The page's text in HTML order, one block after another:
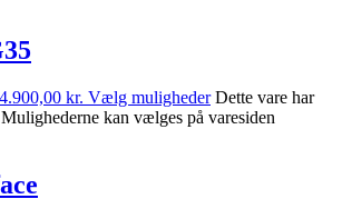
4.900,00 kr. Vælg muligheder Dette vare har
kan vælges på varesiden